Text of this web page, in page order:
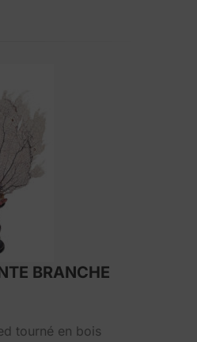
BRANCHE
tourné en bois